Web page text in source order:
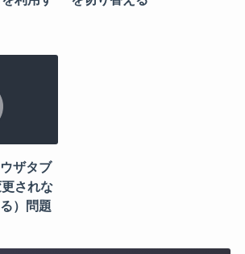
ザタブ
されな
）問題